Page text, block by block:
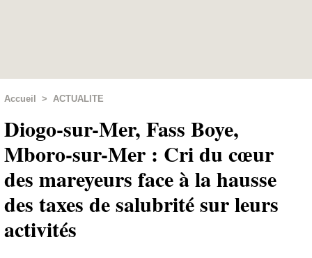
Accueil > ACTUALITE
Diogo-sur-Mer, Fass Boye,
Mboro-sur-Mer : Cri du cœur
des mareyeurs face à la hausse
des taxes de salubrité sur leurs
activités